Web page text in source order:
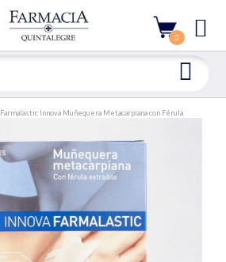
0
Farmalastic Innova Muñequera Metacarpiana con Férula